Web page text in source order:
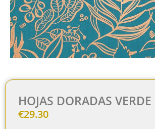
HOJAS DORADAS VERDE
€29.30